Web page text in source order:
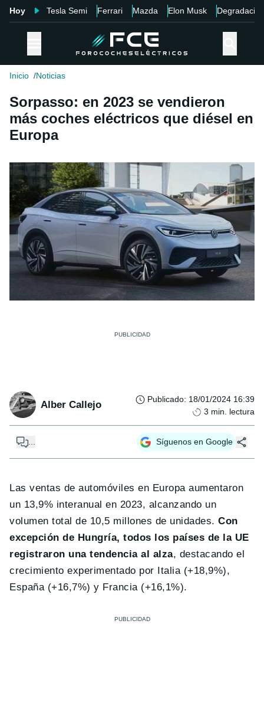
Hoy Tesla Semi Ferrari Mazda Elon Musk Degradación
Inicio Noticias
Sorpasso: en 2023 se vendieron
más coches eléctricos que diésel en
Europa
Alber Callejo Publicado: 18/01/2024 16:39
3 min. lectura
... Síguenos en Google
Las ventas de automóviles en Europa aumentaron
un 13,9% interanual en 2023, alcanzando un
volumen total de 10,5 millones de unidades.Con
excepción de Hungría, todos los países de la UE
registraron una tendencia al alza, destacando el
crecimiento experimentado por Italia (+18,9%),
España (+16,7%) y Francia (+16,1%).